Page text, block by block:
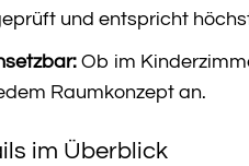
und entspricht
Ob im
Raumkonzept an.
im Überblick